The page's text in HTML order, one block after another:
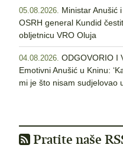
05.08.2026. Ministar Anušić
OSRH general Kundid
obljetnicu VRO Oluja
04.08.2026. ODGOVORIO I
Emotivni Anušić u Kninu:
mi je što nisam sudjelovao
Pratite naše